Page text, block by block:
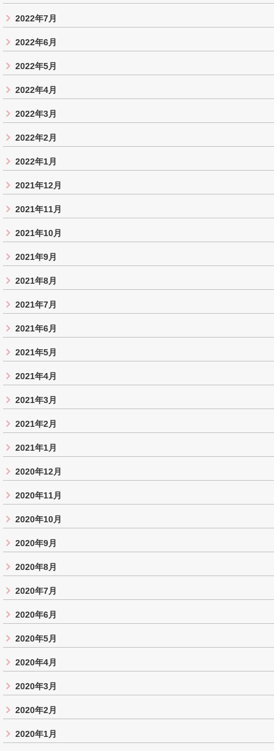
2022年7月
2022年6月
2022年5月
2022年4月
2022年3月
2022年2月
2022年1月
2021年12月
2021年11月
2021年10月
2021年9月
2021年8月
2021年7月
2021年6月
2021年5月
2021年4月
2021年3月
2021年2月
2021年1月
2020年12月
2020年11月
2020年10月
2020年9月
2020年8月
2020年7月
2020年6月
2020年5月
2020年4月
2020年3月
2020年2月
2020年1月